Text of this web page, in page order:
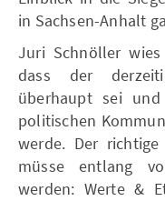
in Sachsen-Anhalt
Juri Schnöller
dass der
überhaupt sei
politischen
werde. Der
müsse entlang
werden: Werte &